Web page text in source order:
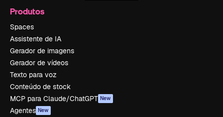
Produtos
Spaces
Assistente de IA
Gerador de imagens
Gerador de vídeos
Texto para voz
Conteúdo de stock
MCP para Claude/ChatGPT New
Agentes New